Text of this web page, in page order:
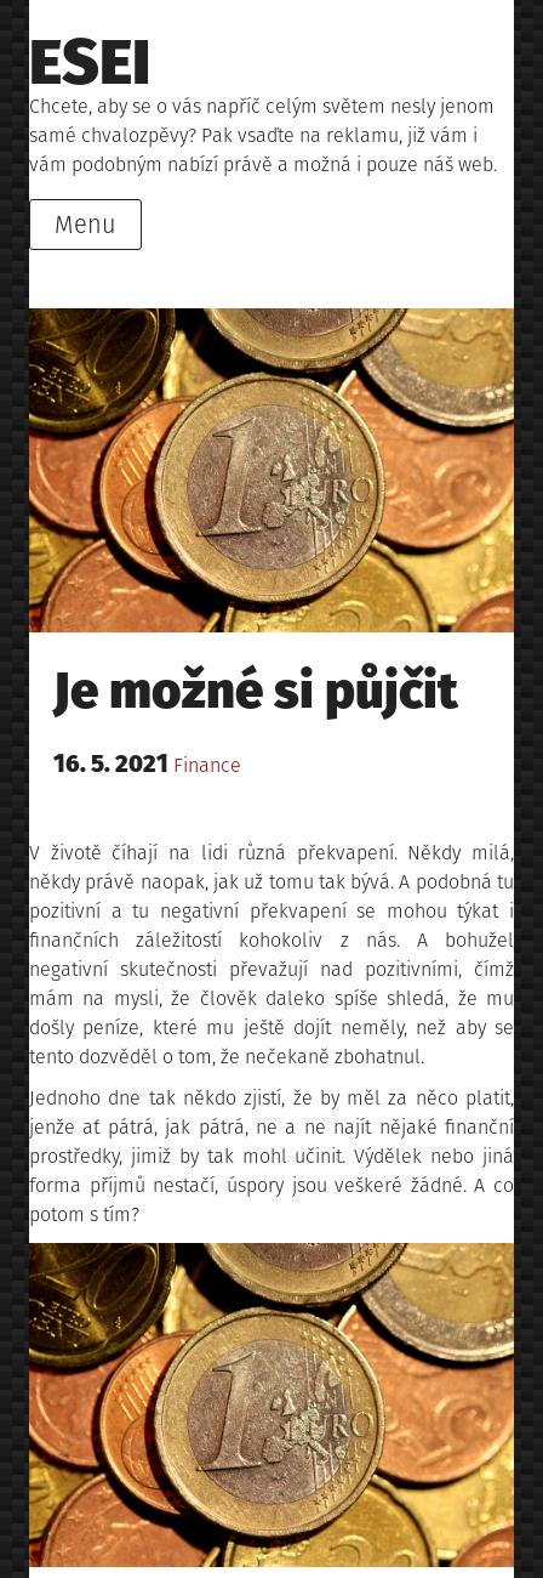
to
content
ESEI
Chcete, aby se o vás napříč celým světem nesly jenom
samé chvalozpěvy? Pak vsaďte na reklamu, již vám i
vám podobným nabízí právě a možná i pouze náš web.
Menu
Je možné si půjčit
Posted
16. 5. 2021 Posted
Finance
V životě číhají na lidi různá překvapení. Někdy milá,
někdy právě naopak, jak už tomu tak bývá. A podobná tu
pozitivní a tu negativní překvapení se mohou týkat i
finančních záležitostí kohokoliv z nás. A bohužel
negativní skutečnosti převažují nad pozitivními, čímž
mám na mysli, že člověk daleko spíše shledá, že mu
došly peníze, které mu ještě dojít neměly, než aby se
tento dozvěděl o tom, že nečekaně zbohatnul.
Jednoho dne tak někdo zjistí, že by měl za něco platit,
jenže ať pátrá, jak pátrá, ne a ne najít nějaké finanční
prostředky, jimiž by tak mohl učinit. Výdělek nebo jiná
forma příjmů nestačí, úspory jsou veškeré žádné. A co
potom s tím?